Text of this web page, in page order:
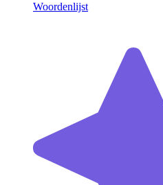
Woordenlijst